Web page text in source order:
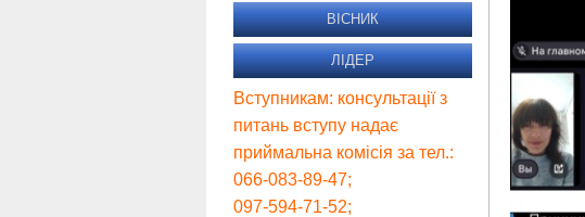
ВІСНИК
ЛІДЕР
Вступникам: консультації з
питань вступу надає
приймальна комісія за тел.:
066-083-89-47;
097-594-71-52;